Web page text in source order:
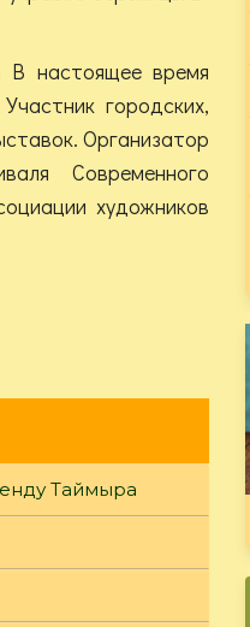
В настоящее время
городских,
Организатор
Современного
художников
Таймыра